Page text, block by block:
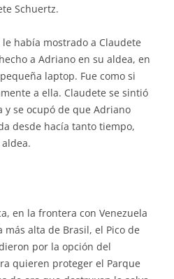
Schuertz.
había mostrado a Claudete
a Adriano en su aldea, en
laptop. Fue como si
a ella. Claudete se sintió
y se ocupó de que Adriano
desde hacía tanto tiempo,
en la frontera con Venezuela
alta de Brasil, el Pico de
por la opción del
quieren proteger el Parque